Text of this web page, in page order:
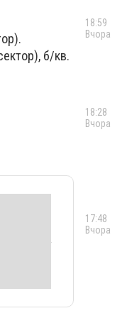
б/кв.
18:59
Вчора
18:28
Вчора
17:48
Вчора